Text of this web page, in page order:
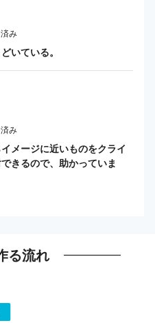
み
いている。
み
メージに近いものをクライ
きるので、助かっていま
る流れ